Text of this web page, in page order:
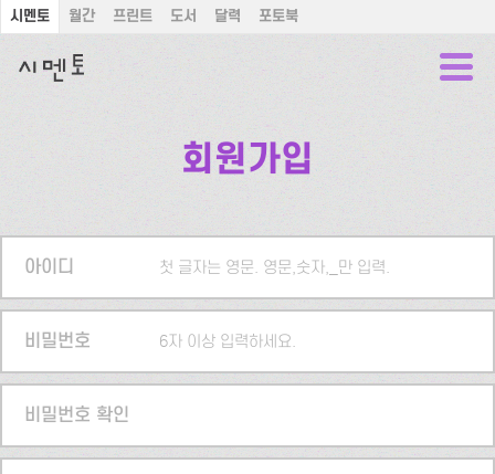
시멘토 월간 프린트 도서 달력 포토북
회원가입
아이디 첫 글자는 영문. 영문,숫자,_만 입력.
비밀번호 6자 이상 입력하세요.
비밀번호 확인